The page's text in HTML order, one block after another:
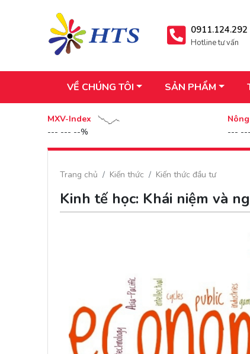
0911.124.292
Hotline tư vấn
VỀ CHÚNG TÔI SẢN PHẨM
MXV-Index
--- --- --%
---
Trang chủ Kiến thức Kiến thức đầu tư
Kinh tế học: Khái niệm và